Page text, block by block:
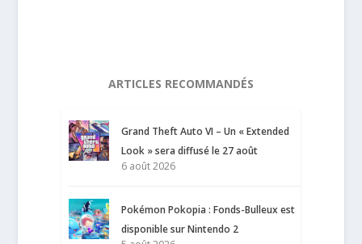
ARTICLES RECOMMANDÉS
Grand Theft Auto VI – Un « Extended
Look » sera diffusé le 27 août
6 août 2026
Pokémon Pokopia : Fonds-Bulleux est
disponible sur Nintendo 2